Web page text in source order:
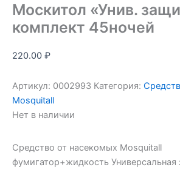
Москитол «Унив.
комплект 45ночей
220.00 ₽
Артикул: 0002993 Категория:
Mosquitall
Нет в наличии
Средство от насекомых Mosquitall
фумигатор+жидкость Универсальная